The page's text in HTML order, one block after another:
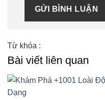
GỬI BÌNH LUẬN
Từ khóa :
Bài viết liên quan